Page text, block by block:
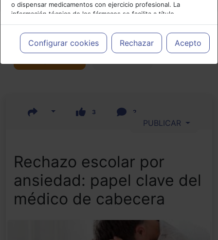
o dispensar medicamentos con ejercicio profesional. La
información técnica de los fármacos se facilita a título
meramente informativo, siendo responsabilidad de los
profesionales facultados prescribir medicamentos y decidir, en
cada caso concreto, el tratamiento más adecuado a las
necesidades del paciente.
Configurar cookies Rechazar Acepto
Actualidad y Artículos|Salud mental
3 2
PUBLICAR
Rechazo escolar por
ansiedad: papel clave del
médico de cabecera